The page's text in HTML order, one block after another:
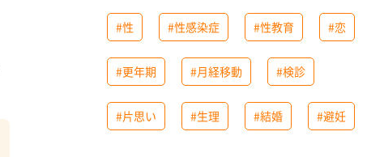
#性 #性感染症 #性教育 #恋
#更年期 #月経移動 #検診
#片思い #生理 #結婚 #避妊